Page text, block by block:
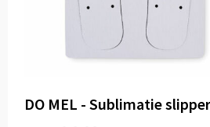
DO MEL - Sublimatie